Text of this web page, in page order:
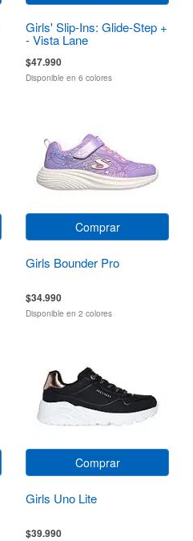
Girls' Slip-Ins: Glide-Step +
- Vista Lane
$47.990
Disponible en 6 colores
Comprar
Girls Bounder Pro
$34.990
Disponible en 2 colores
Comprar
Girls Uno Lite
$39.990